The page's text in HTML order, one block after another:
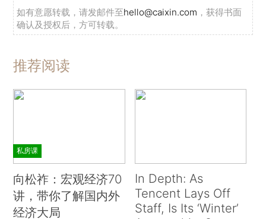
如有意愿转载，请发邮件至hello@caixin.com ，获得书面
确认及授权后，方可转载。
推荐阅读
私房课
向松祚：宏观经济70
讲，带你了解国内外
经济大局
In Depth: As
Tencent Lays Off
Staff, Is Its ‘Winter’